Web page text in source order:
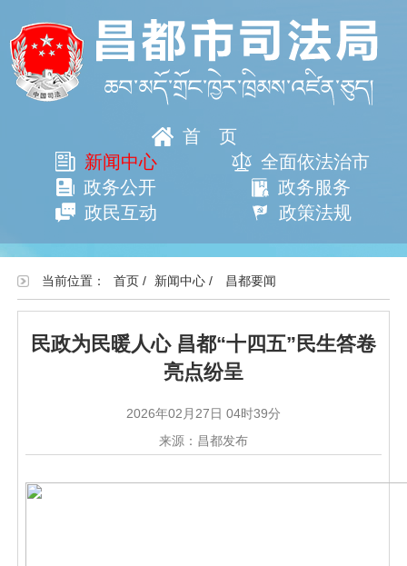
首页
新闻中心
全面依法治市
政务公开
政务服务
政民互动
政策法规
当前位置： 首页/ 新闻中心/ 昌都要闻
民政为民暖人心 昌都“十四五”民生答卷
亮点纷呈
2026年02月27日 04时39分
来源：昌都发布